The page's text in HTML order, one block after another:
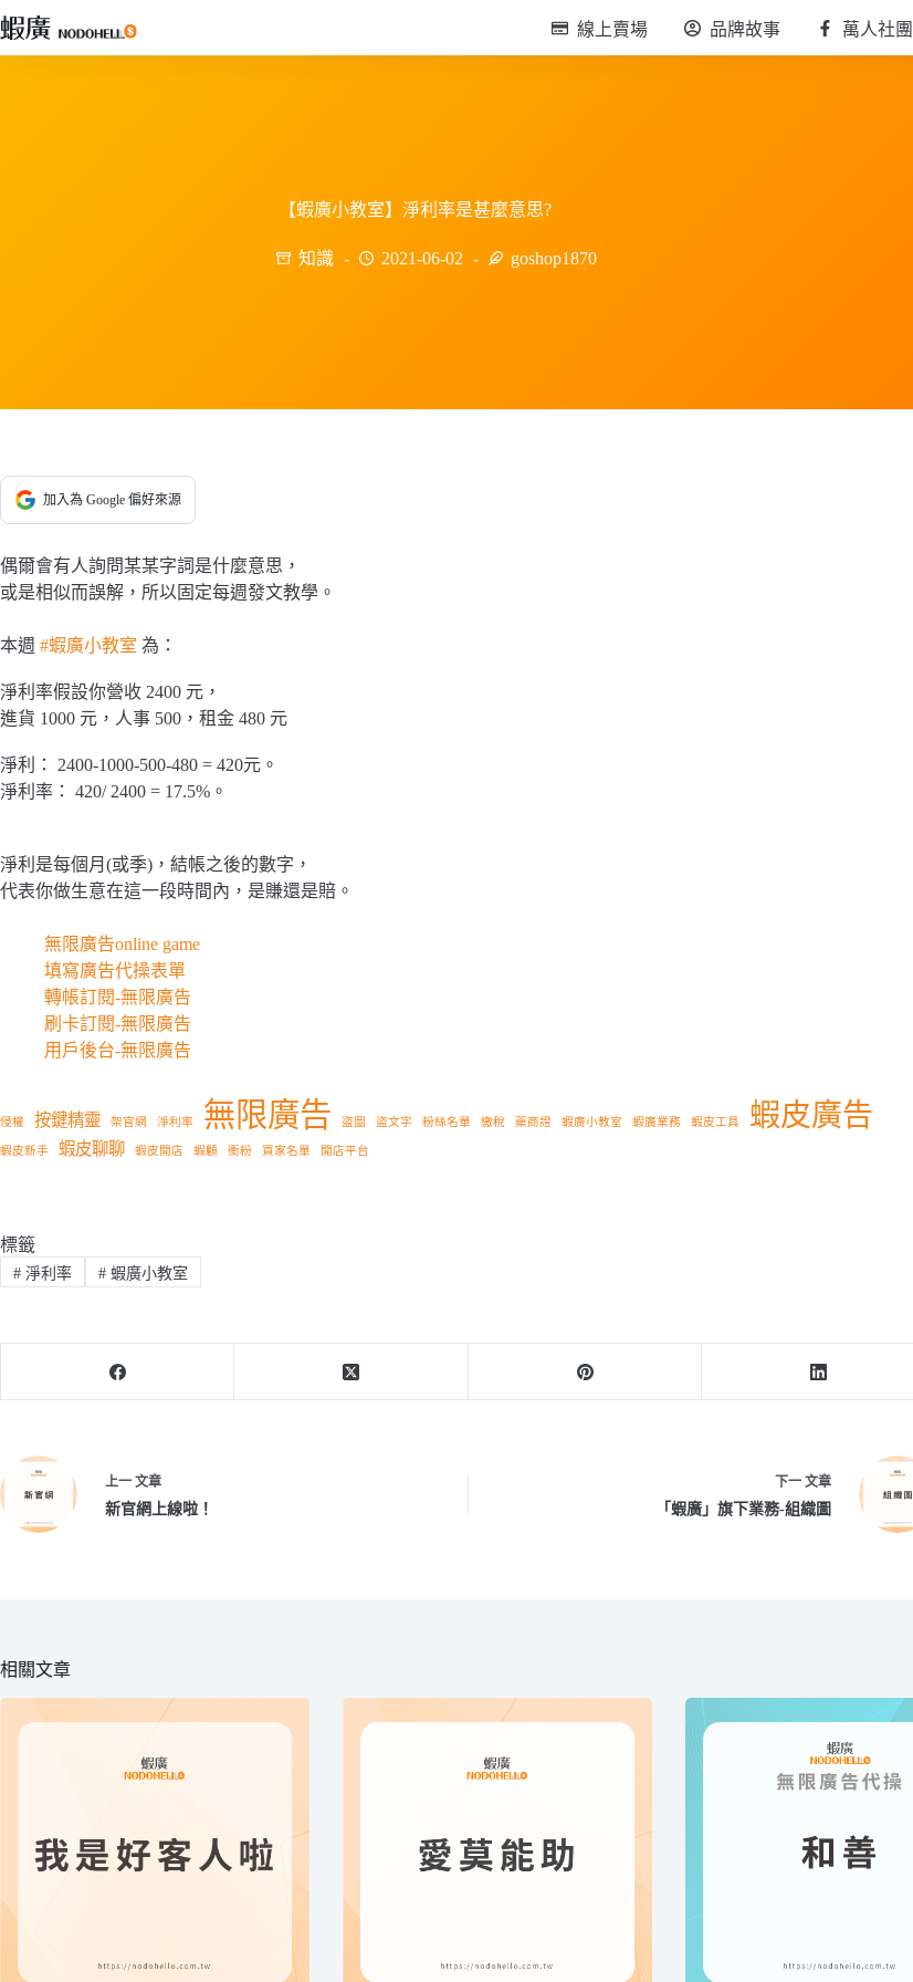
跳
至
線上賣場 品牌故事 萬人社團
【蝦廣小教室】淨利率是甚麼意思?
知識 2021-06-02 goshop1870
加入為 Google 偏好來源
偶爾會有人詢問某某字詞是什麼意思，
或是相似而誤解，所以固定每週發文教學。
本週 #蝦廣小教室 為：
淨利率假設你營收 2400 元，
進貨 1000 元，人事 500，租金 480 元
淨利： 2400-1000-500-480 = 420元。
淨利率： 420/ 2400 = 17.5%。
淨利是每個月(或季)，結帳之後的數字，
代表你做生意在這一段時間內，是賺還是賠。
無限廣告online game
填寫廣告代操表單
轉帳訂閱-無限廣告
刷卡訂閱-無限廣告
用戶後台-無限廣告
侵權 按鍵精靈 架官網 淨利率 無限廣告 盜圖 盜文字 粉絲名單 繳稅 藥商證 蝦廣小教室 蝦廣業務 蝦皮工具 蝦皮廣告
蝦皮新手 蝦皮聊聊 蝦皮開店 蝦顧 衝粉 買家名單 開店平台
標籤
#淨利率 #蝦廣小教室
上一 文章
新官網上線啦！
下一 文章
「蝦廣」旗下業務-組織圖
相關文章